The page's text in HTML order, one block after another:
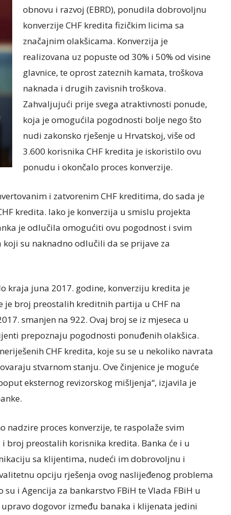
obnovu i razvoj (EBRD), ponudila dobrovoljnu
konverzije CHF kredita fizičkim licima sa
značajnim olakšicama. Konverzija je
realizovana uz popuste od 30% i 50% od visine
glavnice, te oprost zateznih kamata, troškova
naknada i drugih zavisnih troškova.
Zahvaljujući prije svega atraktivnosti ponude,
koja je omogućila pogodnosti bolje nego što
nudi zakonsko rješenje u Hrvatskoj, više od
3.600 korisnika CHF kredita je iskoristilo ovu
ponudu i okončalo proces konverzije.
i zatvorenim CHF kreditima, do sada je
kredita. Iako je konverzija u smislu projekta
je odlučila omogućiti ovu pogodnost i svim
su naknadno odlučili da se prijave za
kraja juna 2017. godine, konverziju kredita je
je broj preostalih kreditnih partija u CHF na
smanjen na 922. Ovaj broj se iz mjeseca u
prepoznaju pogodnosti ponuđenih olakšica.
CHF kredita, koje su se u nekoliko navrata
stvarnom stanju. Ove činjenice je moguće
eksternog revizorskog mišljenja“, izjavila je
nadzire proces konverzije, te raspolaže svim
broj preostalih korisnika kredita. Banka će i u
sa klijentima, nudeći im dobrovoljnu i
opciju rješenja ovog naslijeđenog problema
i Agencija za bankarstvo FBiH te Vlada FBiH u
dogovor između banaka i klijenata jedini